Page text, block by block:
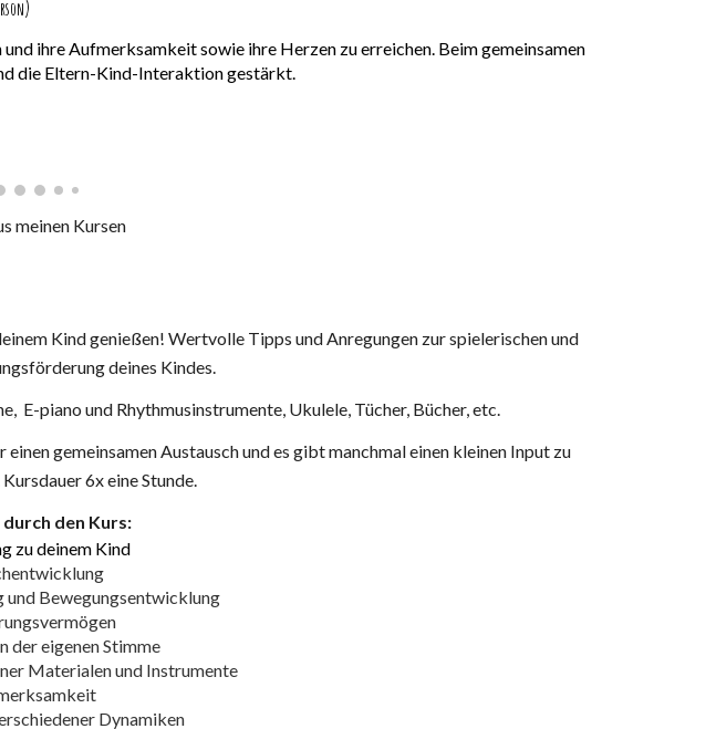
ihre Aufmerksamkeit sowie ihre Herzen zu erreichen. Beim gemeinsamen
die Eltern-Kind-Interaktion gestärkt.
meinen Kursen
Kind genießen! Wertvolle Tipps und Anregungen zur spielerischen und
deines Kindes.
E-piano und Rhythmusinstrumente, Ukulele, Tücher, Bücher, etc.
gemeinsamen Austausch und es gibtmanchmaleinen kleinen Input zu
6x eine Stunde.
den Kurs:
zu deinem Kind
und Bewegungsentwicklung
der eigenen Stimme
Materialen und Instrumente
Dynamiken